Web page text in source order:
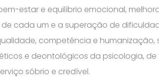
estar e equilíbrio emocional,
cada um e a superação de
competência e humanização,
e deontológicos da psicologia,
sóbrio e credível.